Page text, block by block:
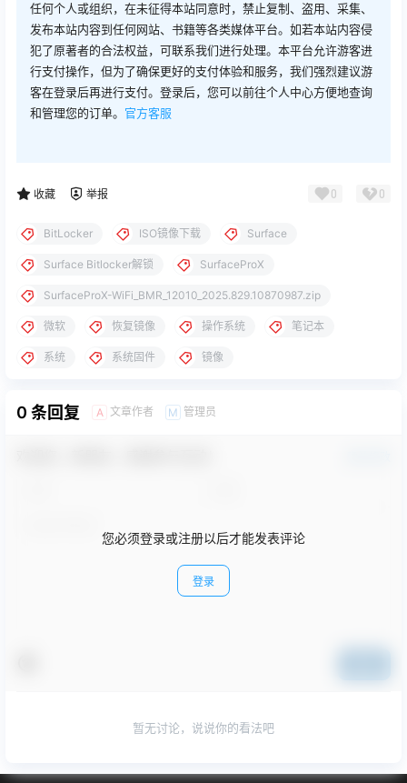
任何个人或组织，在未征得本站同意时，禁止复制、盗用、采集、
发布本站内容到任何网站、书籍等各类媒体平台。如若本站内容侵
犯了原著者的合法权益，可联系我们进行处理。本平台允许游客进
行支付操作，但为了确保更好的支付体验和服务，我们强烈建议游
客在登录后再进行支付。登录后，您可以前往个人中心方便地查询
和管理您的订单。 官方客服
收藏 举报 0 0
BitLocker ISO镜像下载 Surface
Surface Bitlocker解锁 SurfaceProX
SurfaceProX-WiFi_BMR_12010_2025.829.10870987.zip
微软 恢复镜像 操作系统 笔记本
系统 系统固件 镜像
0 条回复 A 文章作者 M 管理员
您必须登录或注册以后才能发表评论
登录
暂无讨论，说说你的看法吧